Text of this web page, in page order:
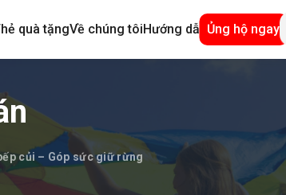
quà tặngVề chúng tôiHướng dẫn Ủng hộ ngay
củi – Góp sức giữ rừng